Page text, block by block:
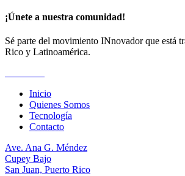
¡Únete a nuestra comunidad!
Sé parte del movimiento INnovador que está
Rico y Latinoamérica.
Inicio
Quienes Somos
Tecnología
Contacto
Ave. Ana G. Méndez
Cupey Bajo
San Juan, Puerto Rico